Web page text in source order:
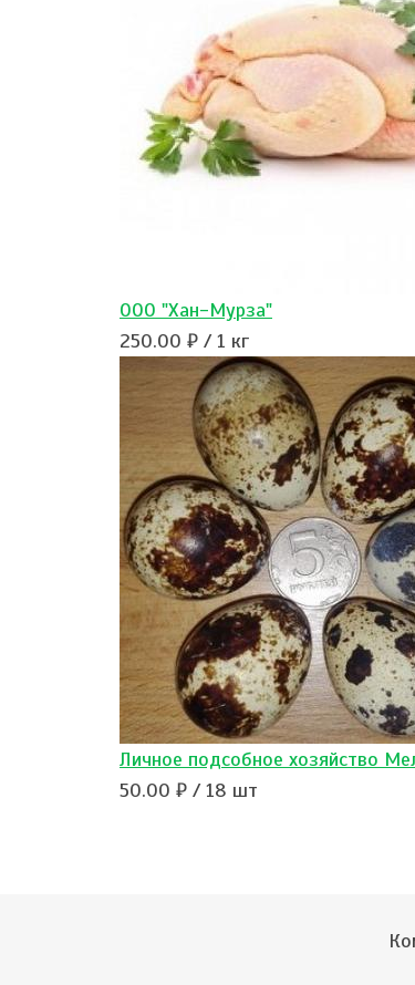
ООО "Хан-Мурза"
250.00 ₽ / 1 кг
Личное подсобное хозяйство
50.00 ₽ / 18 шт